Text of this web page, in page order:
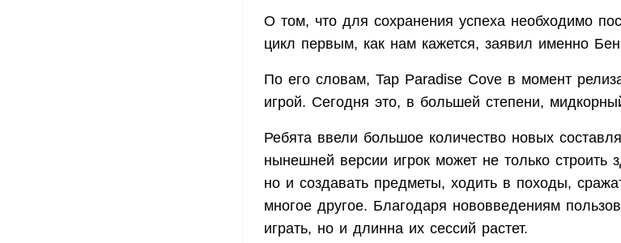
О том, что для сохранения успеха необходимо
цикл первым, как нам кажется, заявил именно
По его словам, Tap Paradise Cove в момент
игрой. Сегодня это, в большей степени,
Ребята ввели большое количество новых
нынешней версии игрок может не только строить
но и создавать предметы, ходить в походы,
многое другое. Благодаря нововведениям
играть, но и длинна их сессий растет.